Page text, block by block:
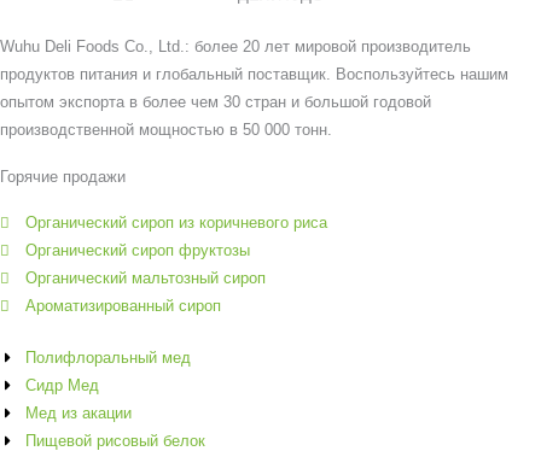
Wuhu Deli Foods Co., Ltd.: более 20 лет мировой производитель
продуктов питания и глобальный поставщик. Воспользуйтесь нашим
опытом экспорта в более чем 30 стран и большой годовой
производственной мощностью в 50 000 тонн.
Горячие продажи
Органический сироп из коричневого риса
Органический сироп фруктозы
Органический мальтозный сироп
Ароматизированный сироп
Полифлоральный мед
Сидр Мед
Мед из акации
Пищевой рисовый белок